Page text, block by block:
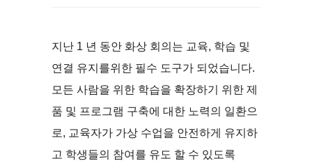
지난 1 년 동안 화상 회의는 교육, 학습 및
연결 유지를위한 필수 도구가 되었습니다.
모든 사람을 위한 학습을 ​​확장하기 위한 제
품 및 프로그램 구축에 대한 노력의 일환으
로, 교육자가 가상 ​​수업을 안전하게 유지하
고 학생들의 참여를 유도 할 수 있도록